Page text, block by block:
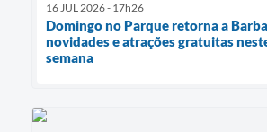
16 JUL 2026 - 17h26
Domingo no Parque retorna a
novidades e atrações gratuitas
semana